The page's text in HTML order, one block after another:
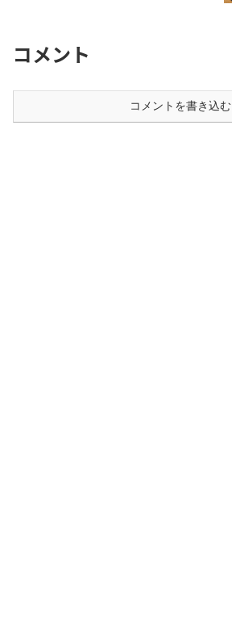
コメント
コメントを書き込む